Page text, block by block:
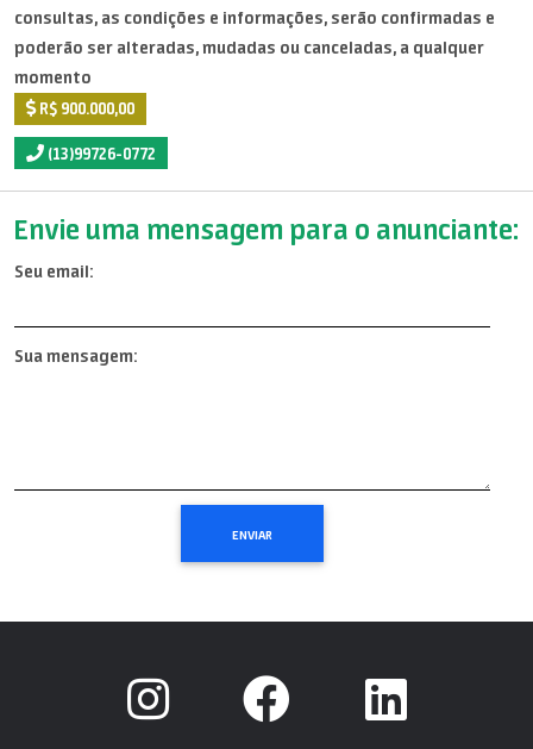
consultas, as condições e informações, serão confirmadas e
poderão ser alteradas, mudadas ou canceladas, a qualquer
momento
R$ 900.000,00
(13)99726-0772
Envie uma mensagem para o anunciante:
Seu email:
Sua mensagem: